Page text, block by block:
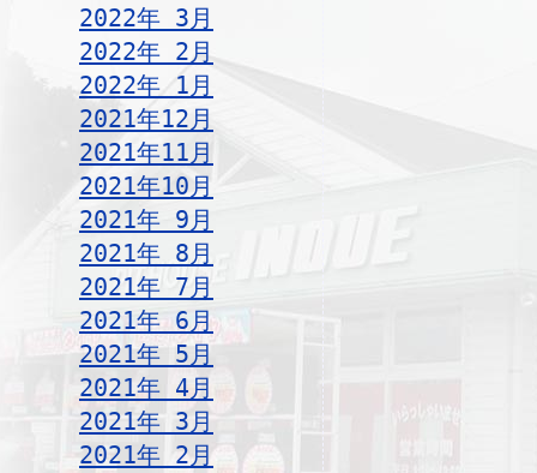
2022年 3月
2022年 2月
2022年 1月
2021年12月
2021年11月
2021年10月
2021年 9月
2021年 8月
2021年 7月
2021年 6月
2021年 5月
2021年 4月
2021年 3月
2021年 2月